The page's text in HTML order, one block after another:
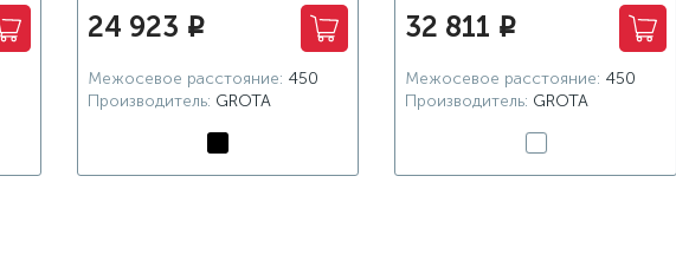
24 923 i
Межосевое расстояние: 450
Производитель: GROTA
32 811 i
Межосевое расстояние: 450
Производитель: GROTA